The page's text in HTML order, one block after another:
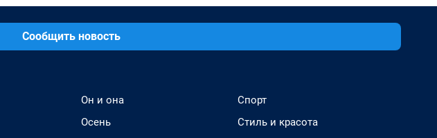
Сообщить новость
Он и она
Осень
Спорт
Стиль и красота